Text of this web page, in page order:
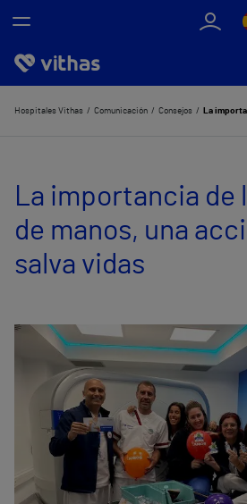
Nosotros
Servicios de salud
Equipo médico y asistencial
Comunicación
Hospitales Vithas Comunicación Consejos
La importancia de
de manos, una
salva vidas